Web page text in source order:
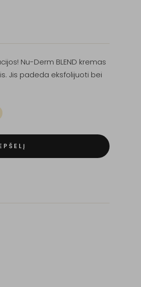
Nu-Derm BLEND kremas
Jis padeda eksfolijuoti bei